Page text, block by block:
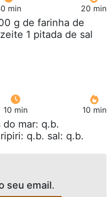
min 20 min
g de farinha de
1 pitada de sal
10 min 10 min
mar: q.b.
q.b. sal: q.b.
seu email.